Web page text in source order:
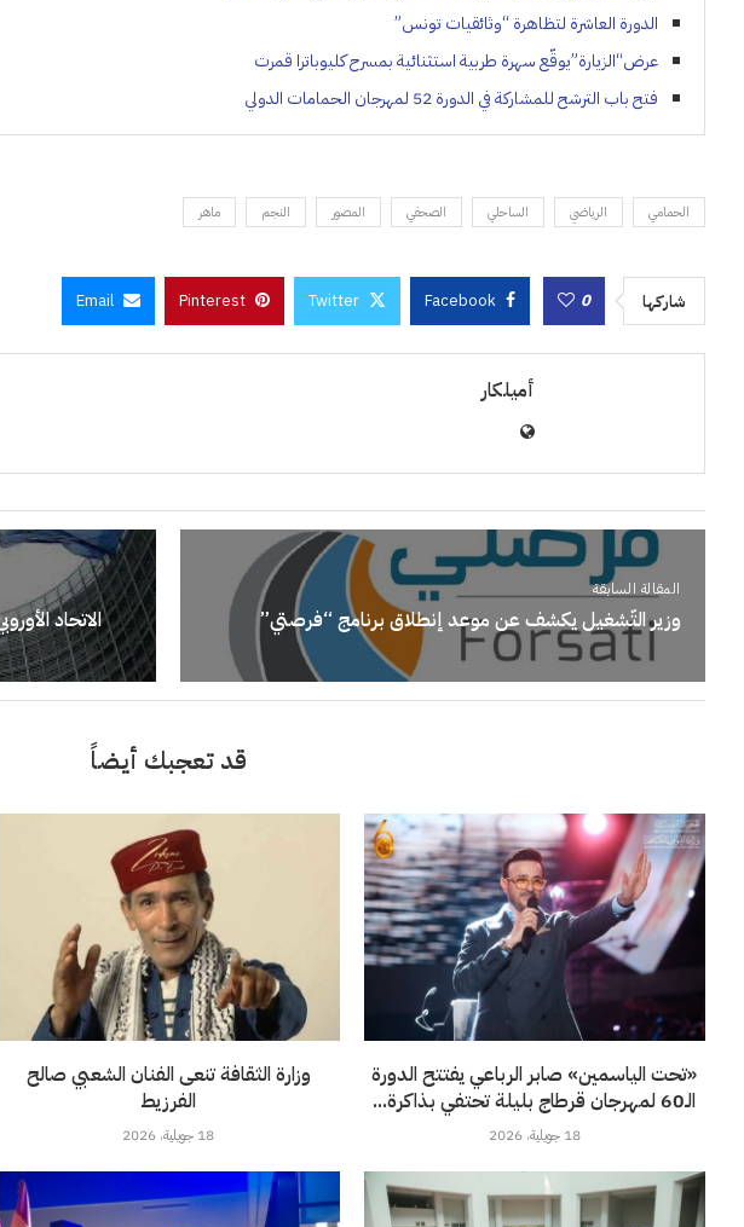
الدورة العاشرة لتظاهرة “وثائقيات تونس”
عرض“الزيارة”يوقّع سهرة طربية استثنائية بمسرح كليوباترا قمرت
فتح باب الترشح للمشاركة في الدورة 52 لمهرجان الحمامات الدولي
الحمامي الرياضي الساحلي الصحفي المصور النجم ماهر
شاركها 0
Facebook
Twitter
Pinterest
Email
أميلكار
المقالة السابقة
وزير التّشغيل يكشف عن موعد إنطلاق برنامج “فرصتي” الاتحاد
قد تعجبك أيضاً
وزارة الثقافة تنعى الفنان الشعبي صالح
الفرزيط
18 جويلية، 2026
«تحت الياسمين» صابر الرباعي يفتتح الدورة
الـ60 لمهرجان قرطاج بليلة تحتفي بذاكرة...
18 جويلية، 2026